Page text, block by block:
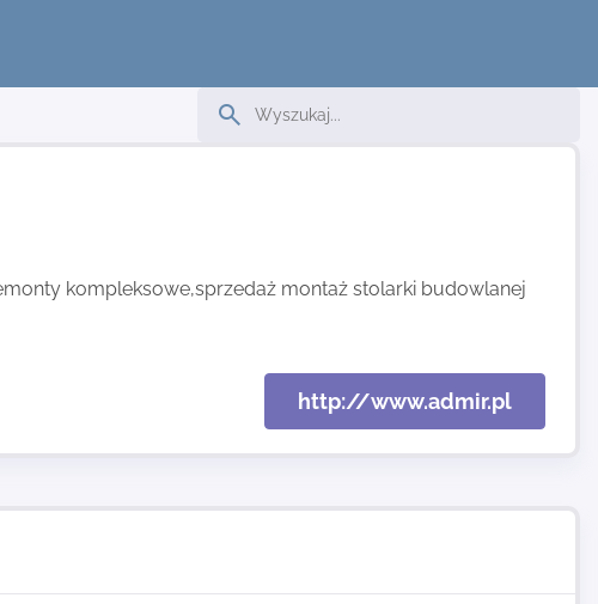
kompleksowe,sprzedaż montaż stolarki budowlanej
http://www.admir.pl